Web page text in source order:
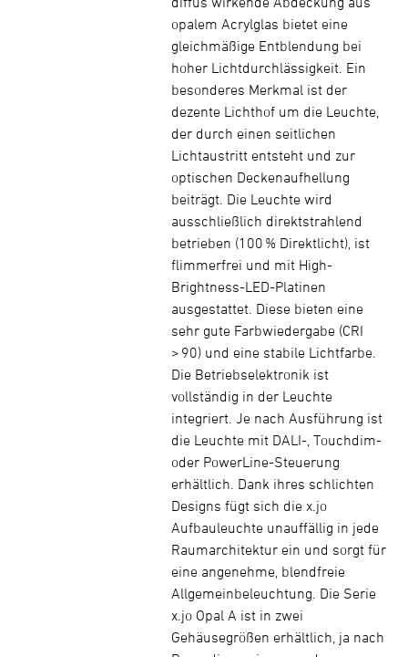
opalem Acrylglas bietet eine
gleichmäßige Entblendung bei
hoher Lichtdurchlässigkeit. Ein
besonderes Merkmal ist der
dezente Lichthof um die Leuchte,
der durch einen seitlichen
Lichtaustritt entsteht und zur
optischen Deckenaufhellung
beiträgt. Die Leuchte wird
ausschließlich direktstrahlend
betrieben (100 % Direktlicht), ist
flimmerfrei und mit High-
Brightness-LED-Platinen
ausgestattet. Diese bieten eine
sehr gute Farbwiedergabe (CRI
> 90) und eine stabile Lichtfarbe.
Die Betriebselektronik ist
vollständig in der Leuchte
integriert. Je nach Ausführung ist
die Leuchte mit DALI-, Touchdim-
oder PowerLine-Steuerung
erhältlich. Dank ihres schlichten
Designs fügt sich die x.jo
Aufbauleuchte unauffällig in jede
Raumarchitektur ein und sorgt für
eine angenehme, blendfreie
Allgemeinbeleuchtung. Die Serie
x.jo Opal A ist in zwei
Gehäusegrößen erhältlich, ja nach